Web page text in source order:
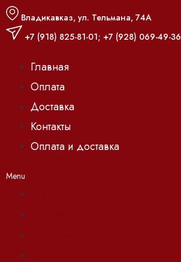
Владикавказ, ул. Тельмана, 74А
+7 (918) 825-81-01; +7 (928) 069-49-36
Главная
Оплата
Доставка
Контакты
Оплата и доставка
Menu